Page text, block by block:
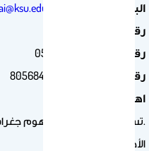
البريد الالكتروني
رقم المكتب
رقم الجوال
رقم تلفون المكتب
اهداف المقرر
.تسليط الضوء على مفهوم
الأخرى.